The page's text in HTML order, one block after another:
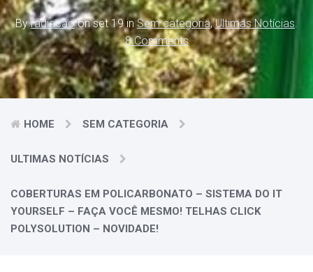
Byradiacaoon set 19 in Sem categoria,Ultimas Notícias.
8 Comments
HOME SEM CATEGORIA
ULTIMAS NOTÍCIAS
COBERTURAS EM POLICARBONATO – SISTEMA DO IT
YOURSELF – FAÇA VOCÊ MESMO! TELHAS CLICK
POLYSOLUTION – NOVIDADE!